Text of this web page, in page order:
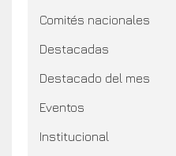
Comités nacionales
Destacadas
Destacado del mes
Eventos
Institucional